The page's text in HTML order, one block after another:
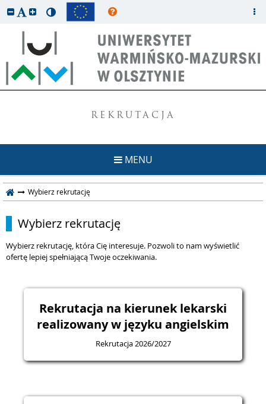
REKRUTACJA
MENU
Wybierz rekrutację
Wybierz rekrutację
Wybierz rekrutację, która Cię interesuje. Pozwoli to nam wyświetlić
ofertę lepiej spełniającą Twoje oczekiwania.
Rekrutacja na kierunek lekarski
realizowany w języku angielskim
Rekrutacja 2026/2027